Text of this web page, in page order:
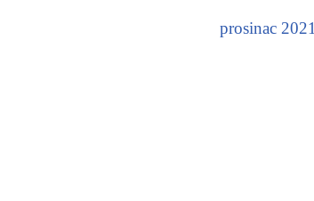
prosinac 2021